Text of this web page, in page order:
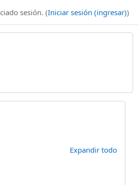
de búsqueda
sesión. (Iniciar sesión (ingresar))
Expandir todo